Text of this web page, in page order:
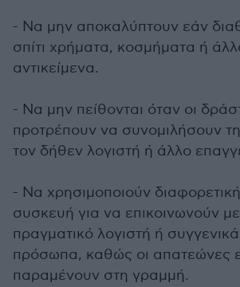
- Να μην αποκαλύπτουν εάν
σπίτι χρήματα, κοσμήματα ή
αντικείμενα.
- Να μην πείθονται όταν οι
προτρέπουν να συνομιλήσουν
τον δήθεν λογιστή ή άλλο
- Να χρησιμοποιούν
συσκευή για να επικοινωνούν
πραγματικό λογιστή ή
πρόσωπα, καθώς οι απατεώνες
παραμένουν στη γραμμή.